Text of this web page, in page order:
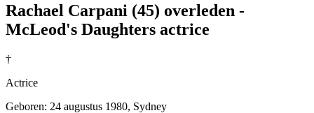
Rachael Carpani (45) overleden -
McLeod's Daughters actrice
†
Actrice
Geboren: 24 augustus 1980, Sydney